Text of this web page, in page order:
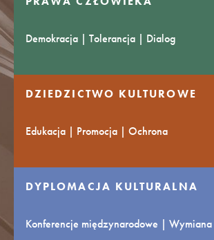
Demokracja | Tolerancja | Dialog
DZIEDZICTWO KULTUROWE
Edukacja | Promocja | Ochrona
DYPLOMACJA KULTURALNA
Konferencje międzynarodowe |